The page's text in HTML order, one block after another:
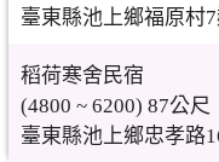
臺東縣池上鄉福原村
稻荷寒舍民宿
(4800 ~ 6200) 87公尺
臺東縣池上鄉忠孝路